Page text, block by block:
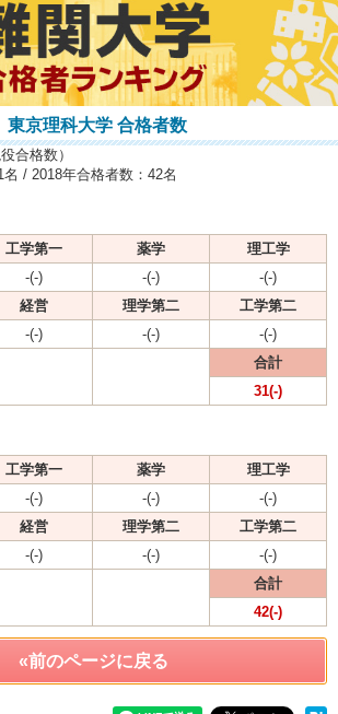
東京理科大学 合格者数
合格数）
/ 2018年合格者数：42名
工学第一 薬学
理工学
-(-) -(-)
-(-)
経営 理学第二
工学第二
-(-) -(-)
-(-)
合計
31(-)
工学第一 薬学
理工学
-(-) -(-)
-(-)
経営 理学第二
工学第二
-(-) -(-)
-(-)
合計
42(-)
«前のページに戻る